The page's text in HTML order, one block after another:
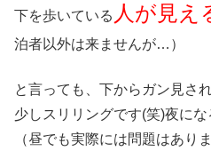
下を歩いている 人が見え
泊者以外は来ませんが…）
と言っても、下からガン見さ
少しスリリングです(笑)夜に
（昼でも実際には問題はあり